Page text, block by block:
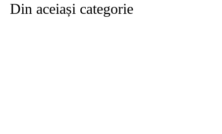
Din aceiași categorie